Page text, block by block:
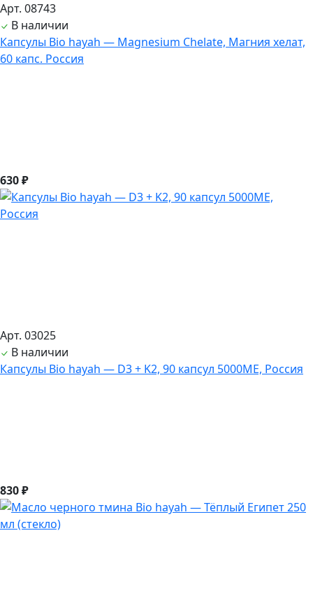
Арт. 08743
В наличии
Капсулы Bio hayah — Magnesium Chelate, Магния хелат,
60 капс. Россия
630 ₽
Арт. 03025
В наличии
Капсулы Bio hayah — D3 + K2, 90 капсул 5000МЕ, Россия
830 ₽